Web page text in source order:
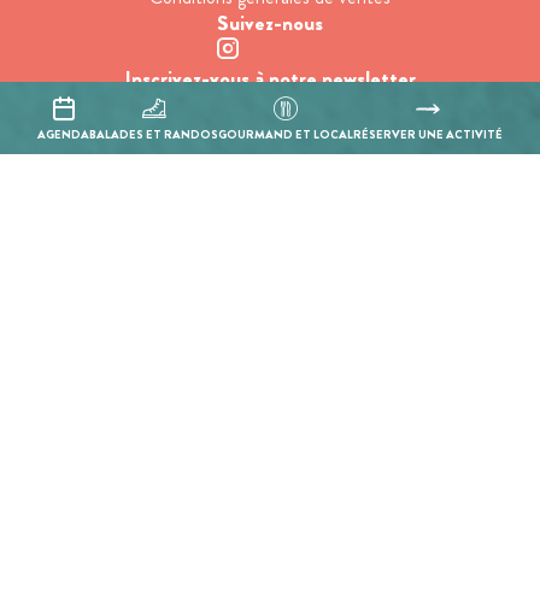
AGENDABALADES ET RANDOSGOURMAND ET LOCALRÉSERVER UNE ACTIVITÉ
Suivez-nous
Inscrivez-vous à notre newsletter